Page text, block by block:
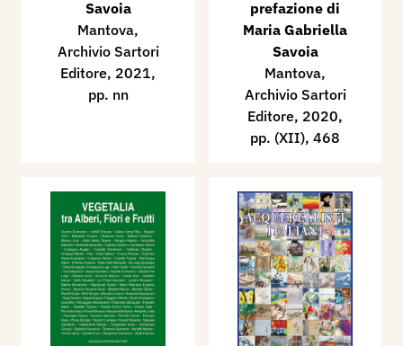
Savoia
Mantova,
Archivio Sartori
Editore, 2021,
pp. nn
prefazione di
Maria Gabriella
Savoia
Mantova,
Archivio Sartori
Editore, 2020,
pp. (XII), 468